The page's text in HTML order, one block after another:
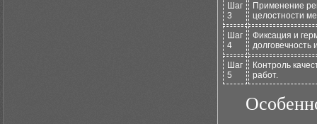
Шаг
3
Применение
целостности
Шаг
4
Фиксация и
долговечность
Шаг
5
Контроль
работ.